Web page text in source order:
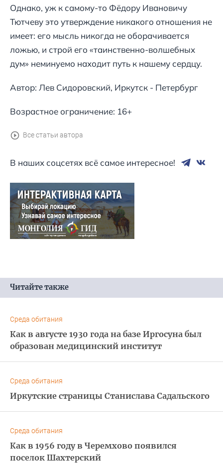
Однако, уж к самому-то Фёдору Ивановичу
Тютчеву это утверждение никакого отношения не
имеет: его мысль никогда не оборачивается
ложью, и строй его «таинственно-волшебных
дум» неминуемо находит путь к нашему сердцу.
Автор: Лев Сидоровский, Иркутск - Петербург
Возрастное ограничение: 16+
Все статьи автора
В наших соцсетях всё самое интересное!
Читайте также
Среда обитания
Как в августе 1930 года на базе Иргосуна был
образован медицинский институт
Среда обитания
Иркутские страницы Станислава Садальского
Среда обитания
Как в 1956 году в Черемхово появился
поселок Шахтерский